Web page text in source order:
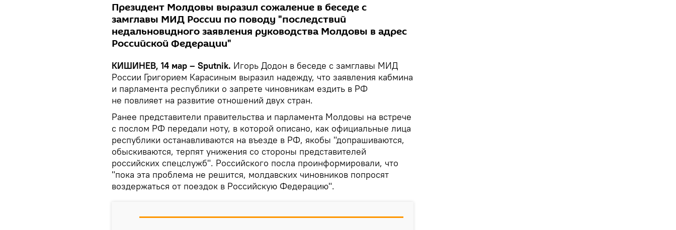
Президент Молдовы выразил сожаление в беседе с
замглавы МИД России по поводу "последствий
недальновидного заявления руководства Молдовы в адрес
Российской Федерации"
КИШИНЕВ, 14 мар – Sputnik. Игорь Додон в беседе с замглавы МИД
России Григорием Карасиным выразил надежду, что заявления кабмина
и парламента республики о запрете чиновникам ездить в РФ
не повлияет на развитие отношений двух стран.
Ранее представители правительства и парламента Молдовы на встрече
с послом РФ передали ноту, в которой описано, как официальные лица
республики останавливаются на въезде в РФ, якобы "допрашиваются,
обыскиваются, терпят унижения со стороны представителей
российских спецслужб". Российского посла проинформировали, что
"пока эта проблема не решится, молдавских чиновников попросят
воздержаться от поездок в Российскую Федерацию".